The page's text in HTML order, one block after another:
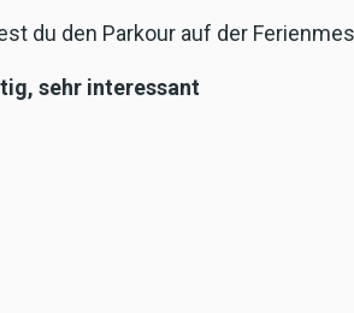
du den Parkour auf der
sehr interessant